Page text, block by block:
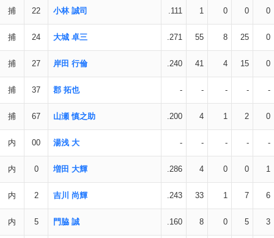
捕 22 小林 誠司 .111 1 0 0 0
捕 24 大城 卓三 .271 55 8 25 0
捕 27 岸田 行倫 .240 41 4 15 0
捕 37 郡 拓也 - - - - -
捕 67 山瀬 慎之助 .200 4 1 2 0
内 00 湯浅 大 - - - - -
内 0 増田 大輝 .286 4 0 0 1
内 2 吉川 尚輝 .243 33 1 7 6
内 5 門脇 誠 .160 8 0 5 3